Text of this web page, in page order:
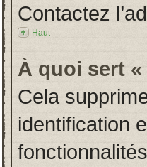
Contactez
Haut
À quoi sert
Cela
identification